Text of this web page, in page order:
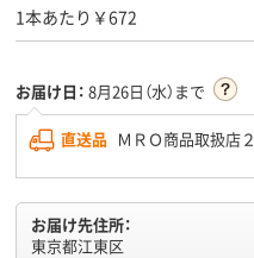
1本あたり￥672
お届け日： 8月26日（水）まで
直送品 ＭＲＯ商品取扱店２
お届け先住所：
東京都江東区